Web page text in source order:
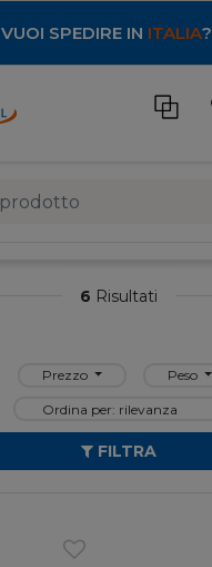
VUOI SPEDIRE IN ITALIA?
6 Risultati
Prezzo Peso
FILTRA